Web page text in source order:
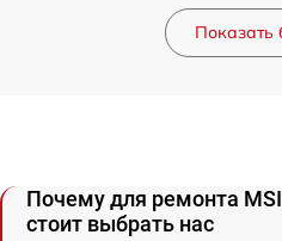
Показать
Почему для ремонта MSI
стоит выбрать нас